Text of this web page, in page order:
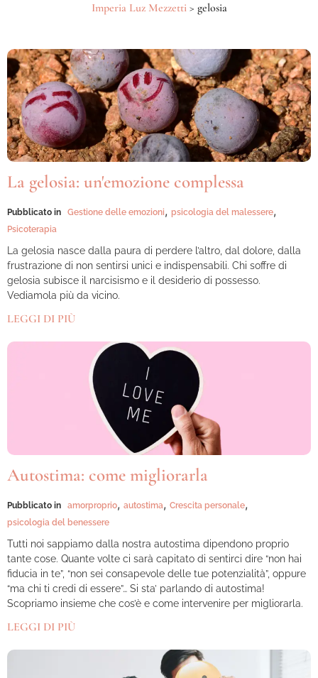
Imperia Luz Mezzetti> gelosia
La gelosia: un'emozione complessa
Pubblicato in Gestione delle emozioni, psicologia del malessere,
Psicoterapia
La gelosia nasce dalla paura di perdere l’altro, dal dolore, dalla
frustrazione di non sentirsi unici e indispensabili. Chi soffre di
gelosia subisce il narcisismo e il desiderio di possesso.
Vediamola più da vicino.
LEGGI DI PIÙ
Autostima: come migliorarla
Pubblicato in amorproprio, autostima, Crescita personale,
psicologia del benessere
Tutti noi sappiamo dalla nostra autostima dipendono proprio
tante cose. Quante volte ci sarà capitato di sentirci dire “non hai
fiducia in te”, “non sei consapevole delle tue potenzialità”, oppure
“ma chi ti credi di essere”… Si sta’ parlando di autostima!
Scopriamo insieme che cos’è e come intervenire per migliorarla.
LEGGI DI PIÙ